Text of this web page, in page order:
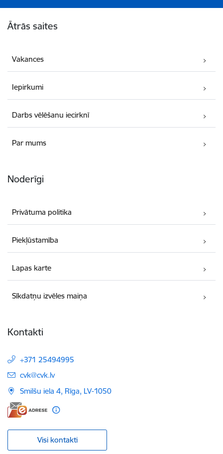
Ātrās saites
Vakances
Iepirkumi
Darbs vēlēšanu iecirknī
Par mums
Noderīgi
Privātuma politika
Piekļūstamība
Lapas karte
Sīkdatņu izvēles maiņa
Kontakti
+371 25494995
E-pasts:
cvk@cvk.lv
Smilšu iela 4, Rīga, LV-1050
Visi kontakti